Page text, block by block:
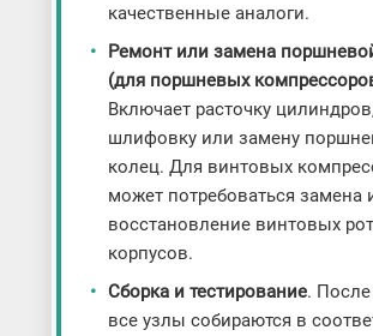
качественные аналоги.
Ремонт или замена
(для поршневых
Включает расточку
шлифовку или замену
колец. Для винтовых
может потребоваться замена
восстановление винтовых
корпусов.
Сборка и тестирование.
все узлы собираются в